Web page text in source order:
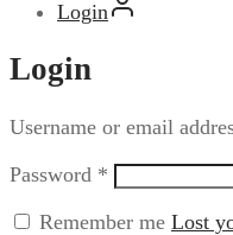
Login
Login
Username or email
Password *
Remember me Lost